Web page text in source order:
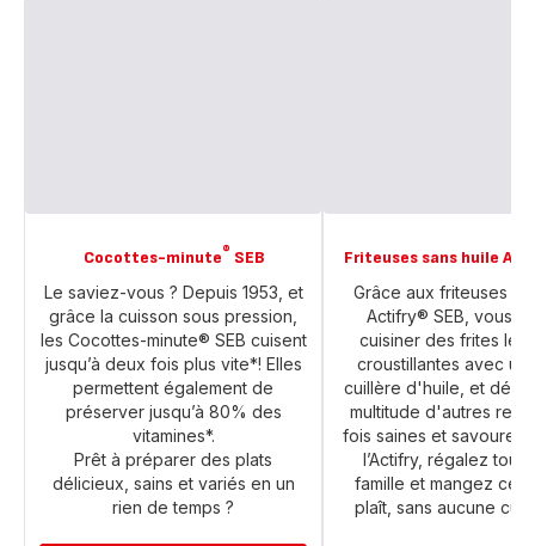
Cocottes-minute® SEB
Le saviez-vous ? Depuis 1953, et
grâce la cuisson sous pression,
les Cocottes-minute® SEB cuisent
jusqu’à deux fois plus vite*! Elles
permettent également de
préserver jusqu’à 80% des
vitamines*.
Prêt à préparer des plats
délicieux, sains et variés en un
rien de temps ?
Friteuses sans huile
Grâce aux friteuses
Actifry® SEB, vous
cuisiner des frites
croustillantes avec
cuillère d'huile, et
multitude d'autres
fois saines et
l’Actifry, régalez
famille et mangez ce
plaît, sans aucune